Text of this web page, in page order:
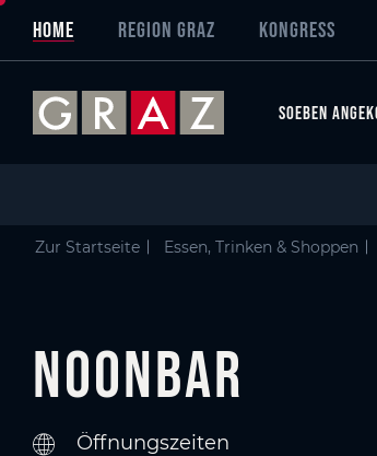
Skip to main content
Skip to table of contents
Skip to main navigation
Overview of All Content
Noonbar
Details
Bildergalerie
GenussHauptstadt Graz
HOME REGION GRAZ KONGRESS
SOEBEN
Zur Startseite Essen, Trinken & Shoppen
Noonbar
Öffnungszeiten